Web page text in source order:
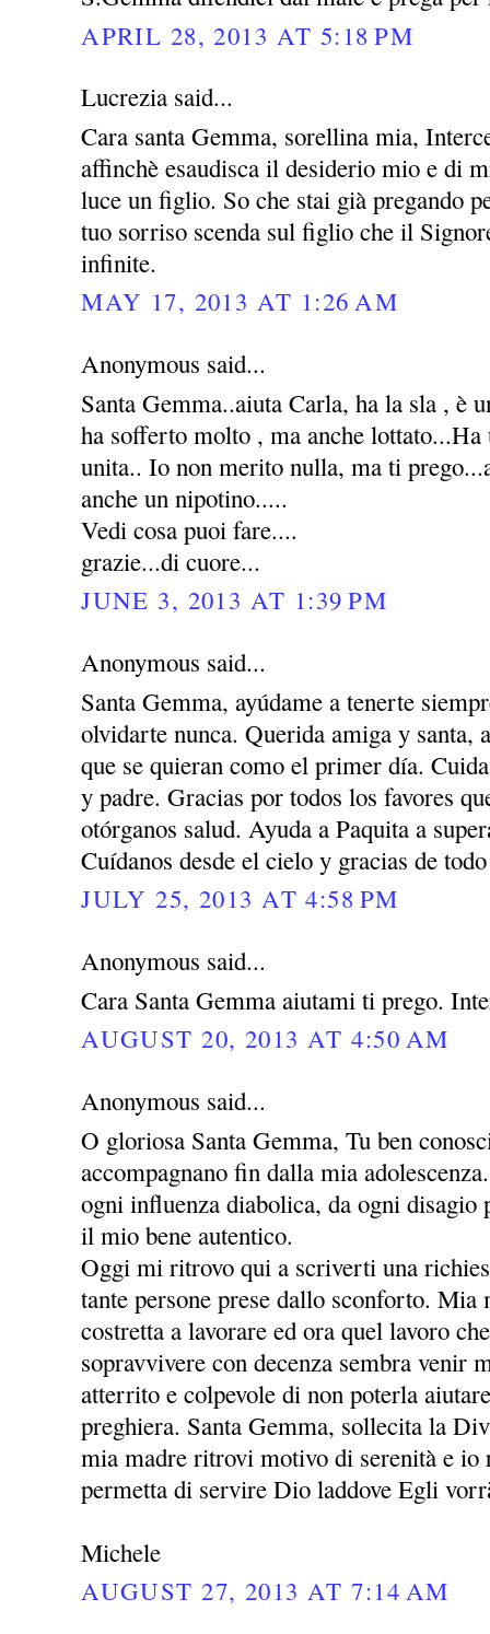
APRIL 28, 2013 AT 5:18 PM
Lucrezia said...
Cara santa Gemma, sorellina mia,
affinchè esaudisca il desiderio mio e di
luce un figlio. So che stai già pregando
tuo sorriso scenda sul figlio che il
infinite.
MAY 17, 2013 AT 1:26 AM
Anonymous said...
Santa Gemma..aiuta Carla, ha la sla , è
ha sofferto molto , ma anche
unita.. Io non merito nulla, ma ti
anche un nipotino.....
Vedi cosa puoi fare....
grazie...di cuore...
JUNE 3, 2013 AT 1:39 PM
Anonymous said...
Santa Gemma, ayúdame a tenerte
olvidarte nunca. Querida amiga y santa,
que se quieran como el primer día.
y padre. Gracias por todos los favores
otórganos salud. Ayuda a Paquita a
Cuídanos desde el cielo y gracias de
JULY 25, 2013 AT 4:58 PM
Anonymous said...
Cara Santa Gemma aiutami ti prego.
AUGUST 20, 2013 AT 4:50 AM
Anonymous said...
O gloriosa Santa Gemma, Tu ben
accompagnano fin dalla mia
ogni influenza diabolica, da ogni disagio
il mio bene autentico.
Oggi mi ritrovo qui a scriverti una
tante persone prese dallo sconforto. Mia
costretta a lavorare ed ora quel lavoro
sopravvivere con decenza sembra venir
atterrito e colpevole di non poterla
preghiera. Santa Gemma, sollecita la
mia madre ritrovi motivo di serenità e
permetta di servire Dio laddove Egli
Michele
AUGUST 27, 2013 AT 7:14 AM